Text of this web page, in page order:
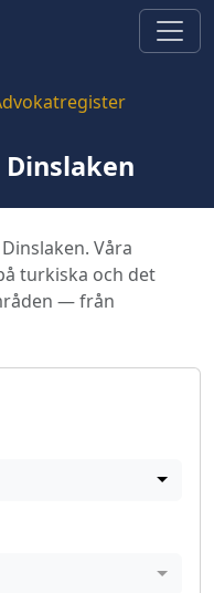
Våra
turkiska och det
— från